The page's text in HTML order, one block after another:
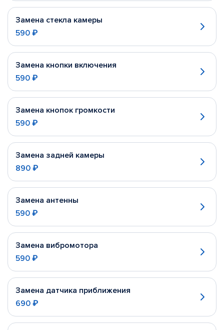
Замена стекла камеры
590 ₽
Замена кнопки включения
590 ₽
Замена кнопок громкости
590 ₽
Замена задней камеры
890 ₽
Замена антенны
590 ₽
Замена вибромотора
590 ₽
Замена датчика приближения
690 ₽